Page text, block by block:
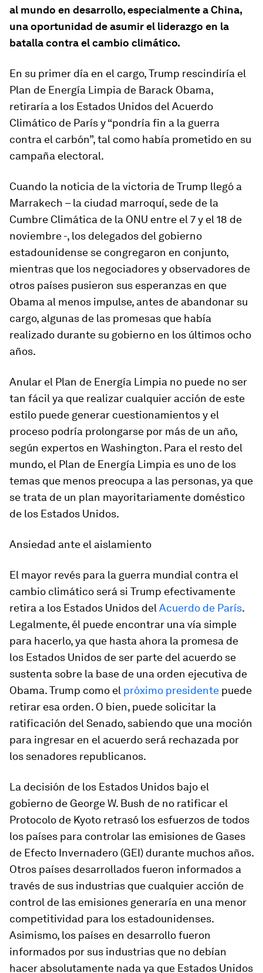
al mundo en desarrollo, especialmente a China,
una oportunidad de asumir el liderazgo en la
batalla contra el cambio climático.
En su primer día en el cargo, Trump rescindiría el
Plan de Energía Limpia de Barack Obama,
retiraría a los Estados Unidos del Acuerdo
Climático de París y “pondría fin a la guerra
contra el carbón”, tal como había prometido en su
campaña electoral.
Cuando la noticia de la victoria de Trump llegó a
Marrakech – la ciudad marroquí, sede de la
Cumbre Climática de la ONU entre el 7 y el 18 de
noviembre -, los delegados del gobierno
estadounidense se congregaron en conjunto,
mientras que los negociadores y observadores de
otros países pusieron sus esperanzas en que
Obama al menos impulse, antes de abandonar su
cargo, algunas de las promesas que había
realizado durante su gobierno en los últimos ocho
años.
Anular el Plan de Energía Limpia no puede no ser
tan fácil ya que realizar cualquier acción de este
estilo puede generar cuestionamientos y el
proceso podría prolongarse por más de un año,
según expertos en Washington. Para el resto del
mundo, el Plan de Energía Limpia es uno de los
temas que menos preocupa a las personas, ya que
se trata de un plan mayoritariamente doméstico
de los Estados Unidos.
Ansiedad ante el aislamiento
El mayor revés para la guerra mundial contra el
cambio climático será si Trump efectivamente
retira a los Estados Unidos del Acuerdo de París.
Legalmente, él puede encontrar una vía simple
para hacerlo, ya que hasta ahora la promesa de
los Estados Unidos de ser parte del acuerdo se
sustenta sobre la base de una orden ejecutiva de
Obama. Trump como el próximo presidente puede
retirar esa orden. O bien, puede solicitar la
ratificación del Senado, sabiendo que una moción
para ingresar en el acuerdo será rechazada por
los senadores republicanos.
La decisión de los Estados Unidos bajo el
gobierno de George W. Bush de no ratificar el
Protocolo de Kyoto retrasó los esfuerzos de todos
los países para controlar las emisiones de Gases
de Efecto Invernadero (GEI) durante muchos años.
Otros países desarrollados fueron informados a
través de sus industrias que cualquier acción de
control de las emisiones generaría en una menor
competitividad para los estadounidenses.
Asimismo, los países en desarrollo fueron
informados por sus industrias que no debían
hacer absolutamente nada ya que Estados Unidos